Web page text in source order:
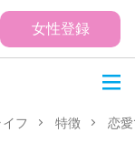
女性登録
フ 特徴 恋